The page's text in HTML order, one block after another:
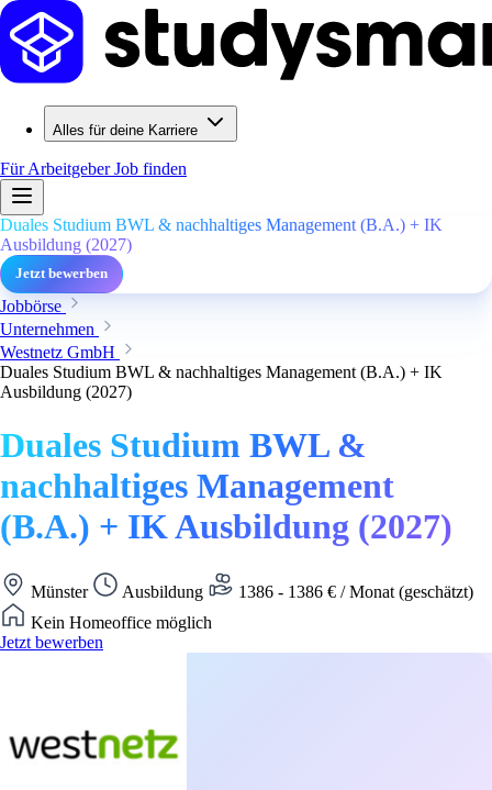
Alles für deine Karriere
Für ArbeitgeberJob finden
Duales Studium BWL & nachhaltiges Management (B.A.) + IK
Ausbildung (2027)
Jetzt bewerben
Jobbörse
Unternehmen
Westnetz GmbH
Duales Studium BWL & nachhaltiges Management (B.A.) + IK
Ausbildung (2027)
Duales Studium BWL &
nachhaltiges Management
(B.A.) + IK Ausbildung (2027)
Münster Ausbildung
1386 - 1386 € / Monat (geschätzt)
Kein Homeoffice möglich
Jetzt bewerben